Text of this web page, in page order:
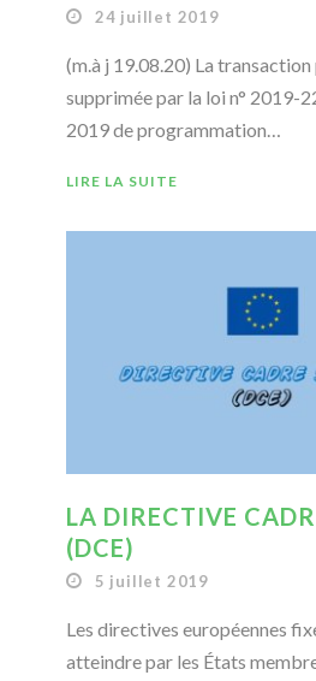
24 juillet 2019
(m.à j 19.08.20) La transaction
supprimée par la loi n° 2019-
2019 de programmation…
LIRE LA SUITE
LA DIRECTIVE
(DCE)
5 juillet 2019
Les directives européennes
atteindre par les États